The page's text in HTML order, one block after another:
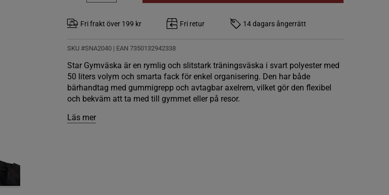
Fri frakt över 199 kr Fri retur 14 dagars ångerrätt
SKU #SNA2040 | EAN 7350132942338
Star Gymväska är en rymlig och slitstark träningsväska i svart polyester med
50 liters volym och smarta fack för enkel organisering. Den har både
bärhandtag med gummigrepp och avtagbar axelrem, vilket gör den flexibel
och bekväm att ta med till gymmet eller på resor.
Läs mer